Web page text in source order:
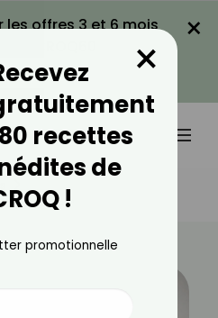
les offres 3 et 6 mois
LA PROMO
×
Ongles ?
recettes
de
!
×
promotionnelle